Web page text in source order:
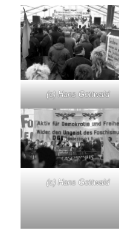
(c) Hans Gottwald
(c) Hans Gottwald